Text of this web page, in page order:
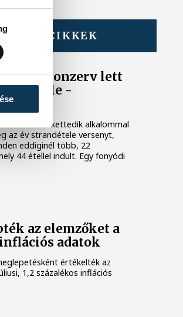
CIKKEK
halkonzerv lett
-
idén tizenkettedik alkalommal
az év strandétele versenyt,
eddiginél több, 22
44 étellel indult. Egy fonyódi
az elemzőket a
adatok
értékelték az
1,2 százalékos inflációs